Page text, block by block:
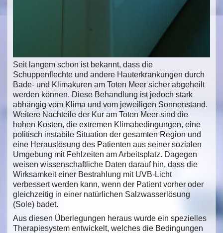
Seit langem schon ist bekannt, dass die
Schuppenflechte und andere Hauterkrankungen durch
Bade- und Klimakuren am Toten Meer sicher abgeheilt
werden können. Diese Behandlung ist jedoch stark
abhängig vom Klima und vom jeweiligen Sonnenstand.
Weitere Nachteile der Kur am Toten Meer sind die
hohen Kosten, die extremen Klimabedingungen, eine
politisch instabile Situation der gesamten Region und
eine Herauslösung des Patienten aus seiner sozialen
Umgebung mit Fehlzeiten am Arbeitsplatz. Dagegen
weisen wissenschaftliche Daten darauf hin, dass die
Wirksamkeit einer Bestrahlung mit UVB-Licht
verbessert werden kann, wenn der Patient vorher oder
gleichzeitig in einer natürlichen Salzwasserlösung
(Sole) badet.
Aus diesen Überlegungen heraus wurde ein spezielles
Therapiesystem entwickelt, welches die Bedingungen